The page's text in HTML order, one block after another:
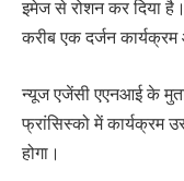
इमेज से रोशन कर दिया
करीब एक दर्जन
न्यूज एजेंसी एएनआई के
फ्रांसिस्को में कार्यक्रम
होगा।